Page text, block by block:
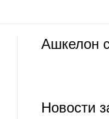
Ашкелон
Новости